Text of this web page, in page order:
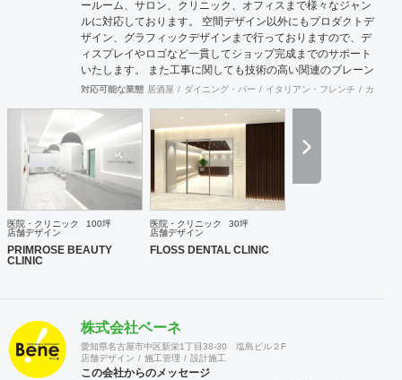
ールーム、サロン、クリニック、オフィスまで様々なジャン
ルに対応しております。 空間デザイン以外にもプロダクトデ
ザイン、グラフィックデザインまで行っておりますので、デ
ィスプレイやロゴなど一貫してショップ完成までのサポート
いたします。 また工事に関しても技術の高い関連のブレーン
が全国にいるため首都圏はもとより地方の案件まで対応が可
摯に向き合い、常にハイクオリティなデザインを提供いたし
ます。
対応可能な業態 居酒屋 ダイニング・バー イタリアン・フレンチ カフェ
医院・クリニック
100坪
店舗デザイン
PRIMROSE BEAUTY
CLINIC
医院・クリニック
30坪
店舗デザイン
FLOSS DENTAL CLINIC
株式会社ベーネ
愛知県名古屋市中区新栄1丁目38-30 塩島ビル２F
店舗デザイン
施工管理 設計施工
この会社からのメッセージ